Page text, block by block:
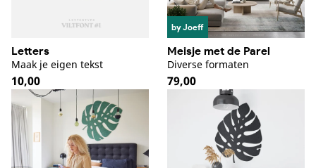
Letters
Maak je eigen tekst
Normale
prijs
10,00
by Joeff
Meisje met de Parel
Diverse formaten
Normale
79,00